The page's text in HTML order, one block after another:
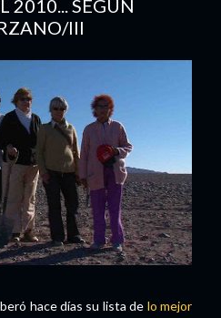
2010... SEGÚN
III
hace días su lista de lo mejor